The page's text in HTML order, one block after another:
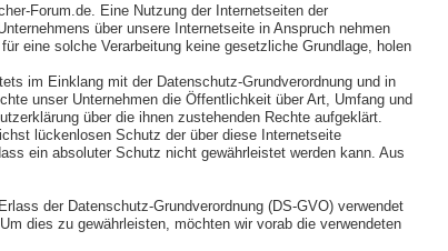
Forum.de. Eine Nutzung der Internetseiten der
über unsere Internetseite in Anspruch nehmen
eine solche Verarbeitung keine gesetzliche Grundlage, holen
im Einklang mit der Datenschutz-Grundverordnung und in
unser Unternehmen die Öffentlichkeit über Art, Umfang und
über die ihnen zustehenden Rechte aufgeklärt.
lückenlosen Schutz der über diese Internetseite
ein absoluter Schutz nicht gewährleistet werden kann. Aus
der Datenschutz-Grundverordnung (DS-GVO) verwendet
dies zu gewährleisten, möchten wir vorab die verwendeten